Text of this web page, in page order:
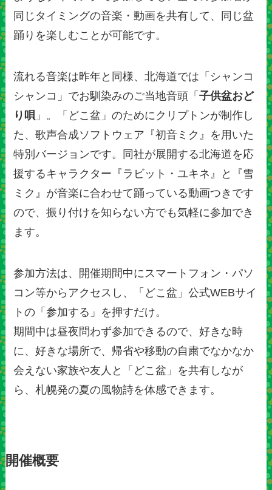
同じタイミングの音楽・動画を共有して、同じ盆
踊りを楽しむことが可能です。
流れる音楽は昨年と同様、北海道では「シャンコ
シャンコ」でお馴染みのご当地音頭「子供盆おど
り唄 」。「どこ盆」のためにクリプトンが制作し
た、歌声合成ソフトウェア『初音ミク』を用いた
特別バージョンです。同社が展開する北海道を応
援するキャラクター『ラビット・ユキネ』と『雪
ミク』が音楽に合わせて踊っている動画つきです
ので、振り付けを知らない方でも気軽に参加でき
ます。
参加方法は、開催期間中にスマートフォン・パソ
コン等からアクセスし、「どこ盆」公式WEBサイ
トの「参加する」を押すだけ。
期間中は昼夜問わず参加できるので、好きな時
に、好きな場所で、帰省や移動の自粛でなかなか
会えない家族や友人と「どこ盆」を共有しなが
ら、札幌発の夏の風物詩を体感できます。
開催概要